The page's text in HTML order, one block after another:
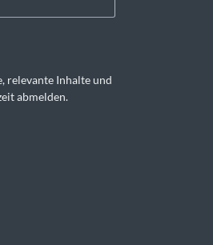
relevante Inhalte und
abmelden.